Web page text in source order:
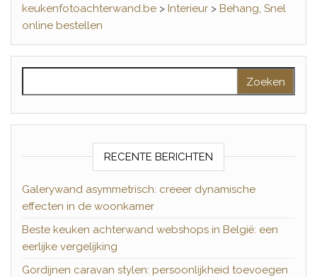
keukenfotoachterwand.be > Interieur > Behang, Snel
online bestellen
RECENTE BERICHTEN
Galerywand asymmetrisch: creeer dynamische
effecten in de woonkamer
Beste keuken achterwand webshops in België: een
eerlijke vergelijking
Gordijnen caravan stylen: persoonlijkheid toevoegen